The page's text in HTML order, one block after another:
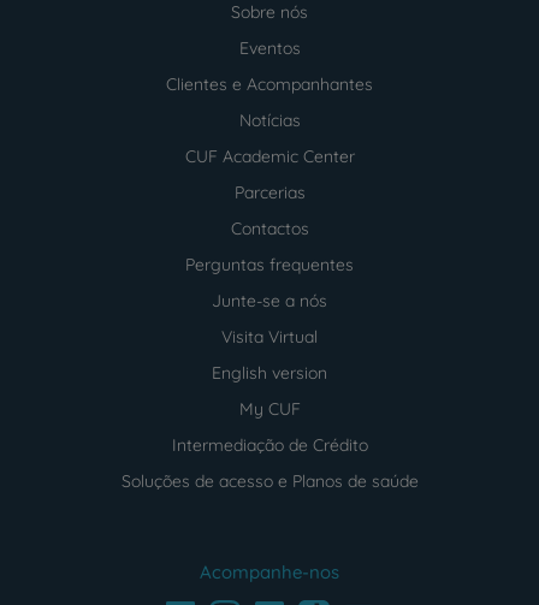
Sobre nós
Eventos
Clientes e Acompanhantes
Notícias
CUF Academic Center
Parcerias
Contactos
Perguntas frequentes
Junte-se a nós
Visita Virtual
English version
My CUF
Intermediação de Crédito
Soluções de acesso e Planos de saúde
Acompanhe-nos